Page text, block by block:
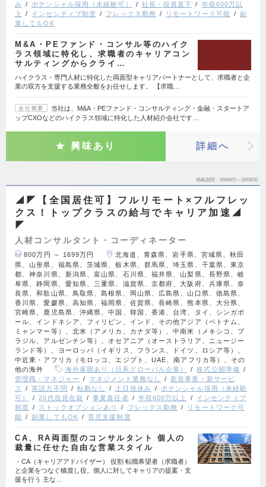
み
ポテンシャル採用（未経験可） 社長・役員直下
年収600万以
上
インセンティブ制度 フレックス勤務 リモートワーク可能
副
業してもOK
M&A・PEファンド・コンサル等のハイク
ラス領域に特化し、求職者のキャリアコン
サルティングからクライ…
ハイクラス・専門人材に特化した両面型キャリアパートナーとして、求職者と企
業の双方を支援する業務全般をお任せします。 【求職…
会社概要
当社は、M&A・PEファンド・コンサルティング・金融・スタートア
ップCXOなどのハイクラス領域に特化した人材紹介会社です…
興味あり 詳細へ
掲載期間 26/08/07～26/08/20
◢◤【全国居住可】フルリモート×フルフレッ
クス！トップクラスの給与でキャリア加速◢
◤
人材コンサルタント・コーディネーター
800万円 ～ 1699万円
北海道、青森県、岩手県、宮城県、秋田
県、山形県、福島県、茨城県、栃木県、群馬県、埼玉県、千葉県、東京
都、神奈川県、新潟県、富山県、石川県、福井県、山梨県、長野県、岐
阜県、静岡県、愛知県、三重県、滋賀県、京都府、大阪府、兵庫県、奈
良県、和歌山県、鳥取県、島根県、岡山県、広島県、山口県、徳島県、
香川県、愛媛県、高知県、福岡県、佐賀県、長崎県、熊本県、大分県、
宮崎県、鹿児島県、沖縄県、中国、韓国、香港、台湾、タイ、シンガポ
ール、インドネシア、フィリピン、インド、その他アジア（ベトナム、
ミャンマー等）、北米（アメリカ、カナダ等）、中南米（メキシコ、ブ
ラジル、アルゼンチン等）、オセアニア（オーストラリア、ニュージー
ランド等）、ヨーロッパ（イギリス、フランス、ドイツ、ロシア等）、
中近東・アフリカ（モロッコ、エジプト、UAE、南アフリカ等）、その
他の海外
海外展開あり（日系グローバル企業）
株式公開準備
管理職・マネジャー
マネジメント業務なし
新規事業・新サービ
ス
英語力不問 転勤なし 土日祝休み
ポテンシャル採用（未経験
可）
20代役員在籍 事業責任者 年収600万以上
インセンティブ
制度
ストックオプションあり フレックス勤務
リモートワーク可
能
副業してもOK 育児支援制度
CA、RA両面型のコンサルタント 個人の
裁量に任せた自由な営業スタイル
・CA（キャリアアドバイザー） 役割 転職希望者（求職者）
と企業をつなぐ橋渡し役。個人に対してキャリアの提案・支
援を行う 主な…